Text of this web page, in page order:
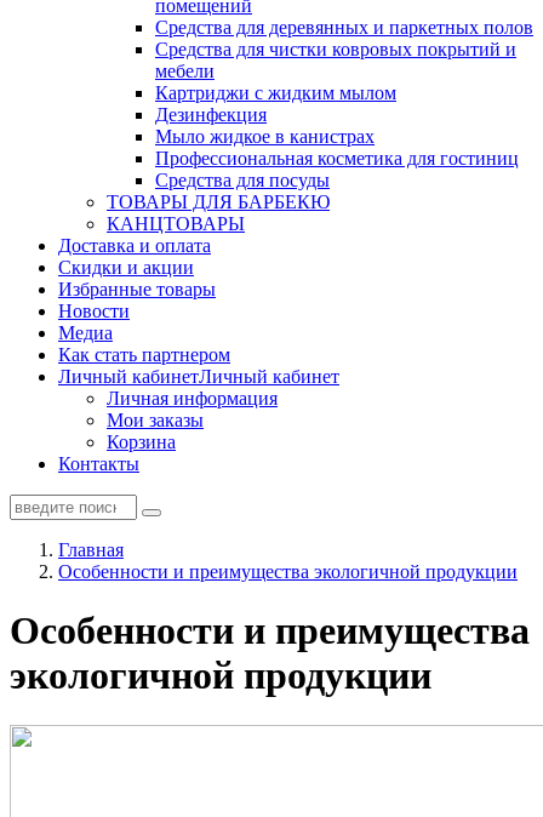
помещений
Средства для деревянных и паркетных полов
Средства для чистки ковровых покрытий и
мебели
Картриджи с жидким мылом
Дезинфекция
Мыло жидкое в канистрах
Профессиональная косметика для гостиниц
Средства для посуды
ТОВАРЫ ДЛЯ БАРБЕКЮ
КАНЦТОВАРЫ
Доставка и оплата
Скидки и акции
Избранные товары
Новости
Медиа
Как стать партнером
Личный кабинетЛичный кабинет
Личная информация
Мои заказы
Корзина
Контакты
Главная
Особенности и преимущества экологичной продукции
Особенности и преимущества
экологичной продукции